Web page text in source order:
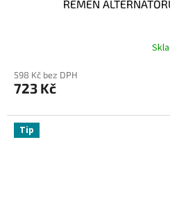
ŘEMEN
598 Kč bez DPH
723 Kč
Tip